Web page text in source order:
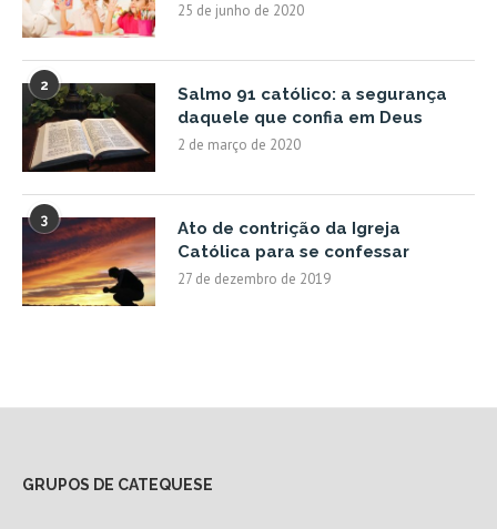
25 de junho de 2020
2
Salmo 91 católico: a segurança
daquele que confia em Deus
2 de março de 2020
3
Ato de contrição da Igreja
Católica para se confessar
27 de dezembro de 2019
GRUPOS DE CATEQUESE